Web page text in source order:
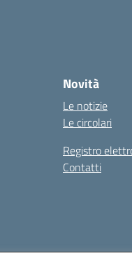
Novità
Le notizie
Le circolari
Registro
Contatti